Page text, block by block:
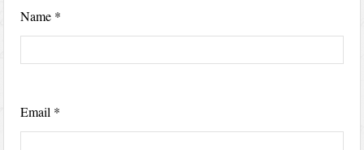
Name *
Email *